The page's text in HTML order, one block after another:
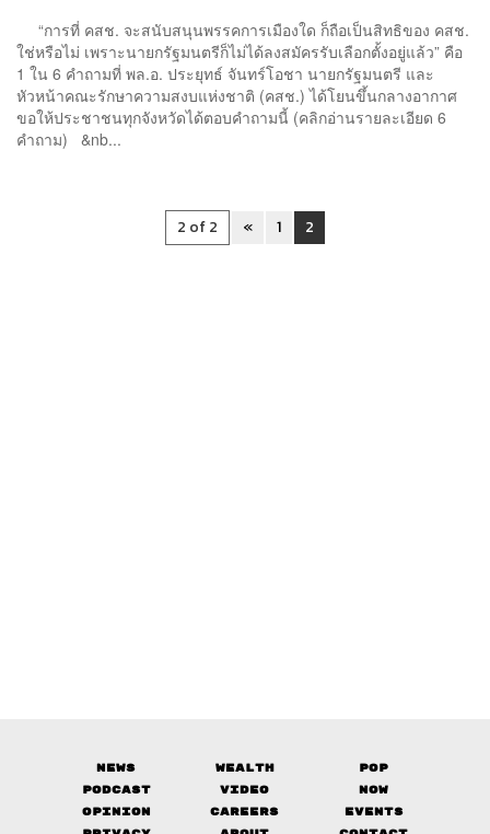
“การที่ คสช. จะสนับสนุนพรรคการเมืองใด ก็ถือเป็นสิทธิของ คสช.
ใช่หรือไม่ เพราะนายกรัฐมนตรีก็ไม่ได้ลงสมัครรับเลือกตั้งอยู่แล้ว” คือ
1 ใน 6 คำถามที่ พล.อ. ประยุทธ์ จันทร์โอชา นายกรัฐมนตรี และ
หัวหน้าคณะรักษาความสงบแห่งชาติ (คสช.) ได้โยนขึ้นกลางอากาศ
ขอให้ประชาชนทุกจังหวัดได้ตอบคำถามนี้ (คลิกอ่านรายละเอียด 6
คำถาม) &nb...
2 of 2 « 1 2
News Wealth
Pop
Podcast
Video
Now
Opinion
Careers
Events